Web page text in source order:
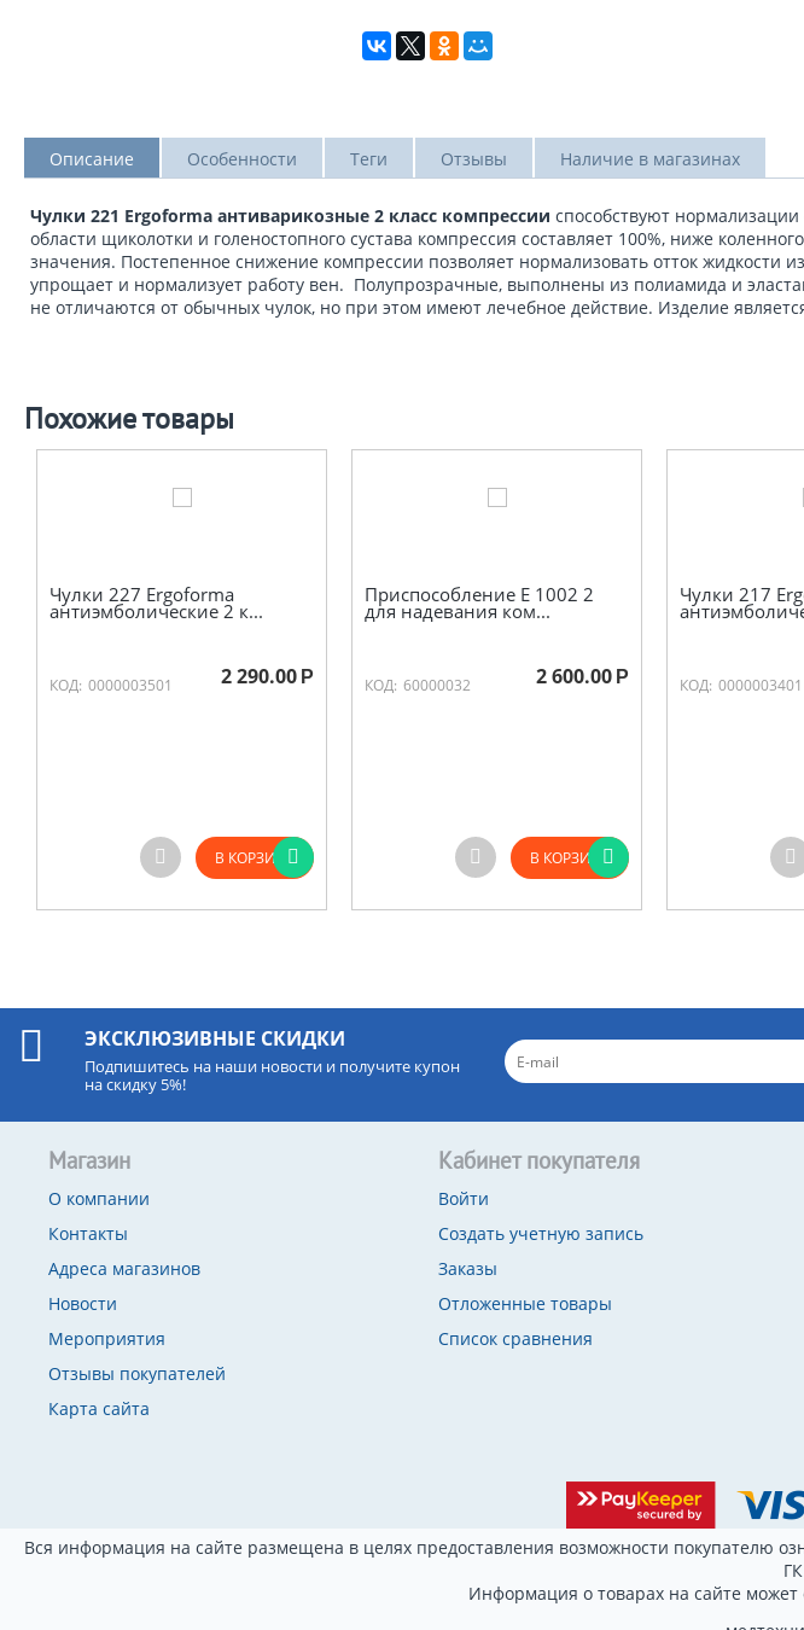
Описание Особенности Теги Отзывы Наличие в магазинах
Чулки 221 Ergoforma антиварикозные 2 класс компрессии способствуют
области щиколотки и голеностопного сустава компрессия составляет 100%, ниже
значения. Постепенное снижение компрессии позволяет нормализовать отток жидкости
упрощает и нормализует работу вен. Полупрозрачные, выполнены из полиамида и
не отличаются от обычных чулок, но при этом имеют лечебное действие. Изделие
Похожие товары
Чулки 227 Ergoforma
антиэмболические 2 к...
КОД: 0000003501 2 290.00 Р
В КОРЗИНУ
Приспособление Е 1002 2
для надевания ком...
КОД: 60000032 2 600.00 Р
В КОРЗИНУ
Чулки 217
КОД: 0000003401
ЭКСКЛЮЗИВНЫЕ СКИДКИ
Подпишитесь на наши новости и получите купон
на скидку 5%!
Магазин
О компании
Контакты
Адреса магазинов
Новости
Мероприятия
Отзывы покупателей
Карта сайта
Кабинет покупателя
Войти
Создать учетную запись
Заказы
Отложенные товары
Список сравнения
Вся информация на сайте размещена в целях предоставления возможности покупателю
Информация о товарах на сайте может